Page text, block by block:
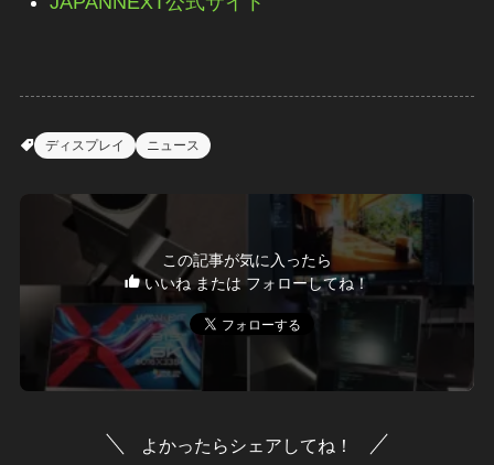
ディスプレイ ニュース
この記事が気に入ったら
いいね または フォローしてね！
よかったらシェアしてね！